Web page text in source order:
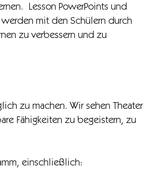
Lesson PowerPoints und
werden mit den Schülern durch
zu verbessern und zu
zu machen. Wir sehen Theater
Fähigkeiten zu begeistern, zu
einschließlich: